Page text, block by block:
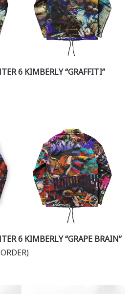
6 KIMBERLY “GRAFFITI”
6 KIMBERLY “GRAPE BRAIN”